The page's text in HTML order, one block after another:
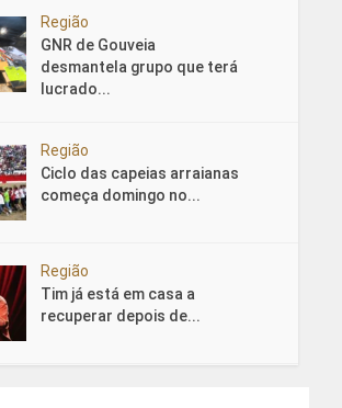
Região
GNR de Gouveia
desmantela grupo que terá
lucrado...
Região
Ciclo das capeias arraianas
começa domingo no...
Região
Tim já está em casa a
recuperar depois de...